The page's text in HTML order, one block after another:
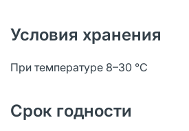
Условия хранения
При температуре 8–30 °C
Срок годности